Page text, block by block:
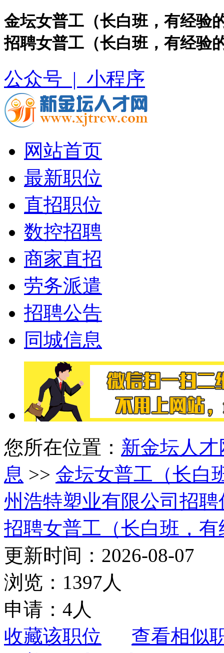
金坛女普工（长白班，有经验
招聘女普工（长白班，有经验
公众号 | 小程序
网站首页
最新职位
直招职位
数控招聘
商家直招
劳务派遣
招聘公告
同城信息
您所在位置： 新金坛人才
息 >> 金坛女普工（长白
州浩特塑业有限公司招聘
招聘女普工（长白班，
更新时间：2026-08-07
浏览：1397人
申请：4人
收藏该职位
查看相似